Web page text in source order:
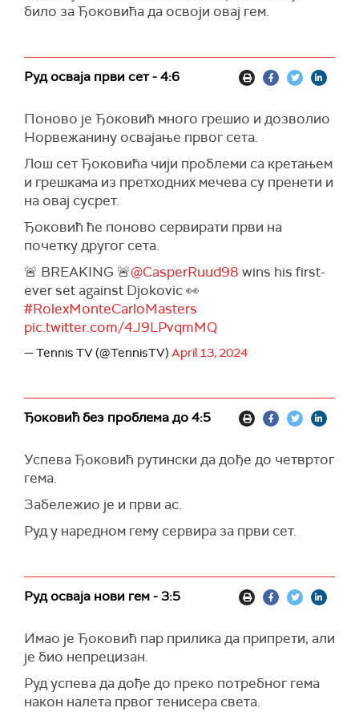
било за Ђоковића да освоји овај гем.
Руд осваја први сет - 4:6
Поново је Ђоковић много грешио и дозволио
Норвежанину освајање првог сета.
Лош сет Ђоковића чији проблеми са кретањем
и грешкама из претходних мечева су пренети и
на овај сусрет.
Ђоковић ће поново сервирати први на
почетку другог сета.
🚨 BREAKING 🚨@CasperRuud98 wins his first-
ever set against Djokovic 👀
#RolexMonteCarloMasters
pic.twitter.com/4J9LPvqmMQ
— Tennis TV (@TennisTV) April 13, 2024
Ђоковић без проблема до 4:5
Успева Ђоковић рутински да дође до четвртог
гема.
Забележио је и први ас.
Руд у наредном гему сервира за први сет.
Руд осваја нови гем - 3:5
Имао је Ђоковић пар прилика да припрети, али
је био непрецизан.
Руд успева да дође до преко потребног гема
након налета првог тенисера света.